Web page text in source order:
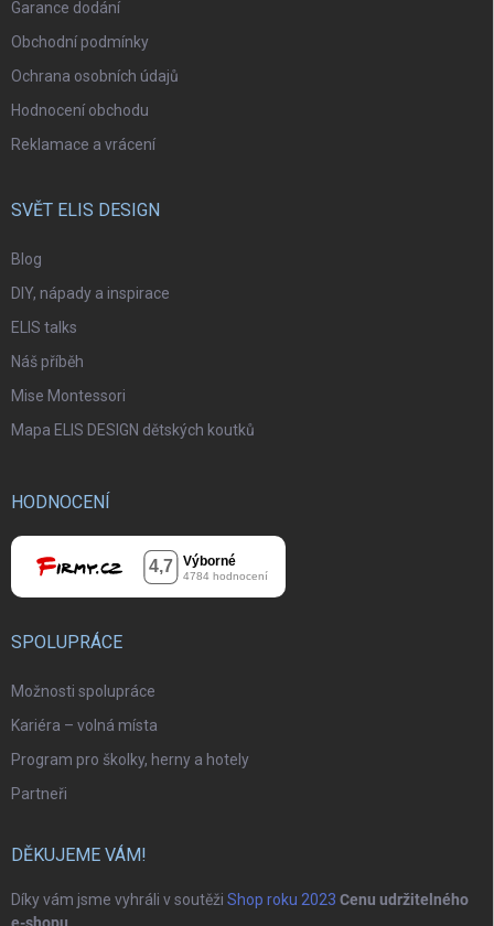
Garance dodání
Obchodní podmínky
Ochrana osobních údajů
Hodnocení obchodu
Reklamace a vrácení
SVĚT ELIS DESIGN
Blog
DIY, nápady a inspirace
ELIS talks
Náš příběh
Mise Montessori
Mapa ELIS DESIGN dětských koutků
HODNOCENÍ
SPOLUPRÁCE
Možnosti spolupráce
Kariéra – volná místa
Program pro školky, herny a hotely
Partneři
DĚKUJEME VÁM!
Díky vám jsme vyhráli v soutěži Shop roku 2023 Cenu udržitelného
e-shopu